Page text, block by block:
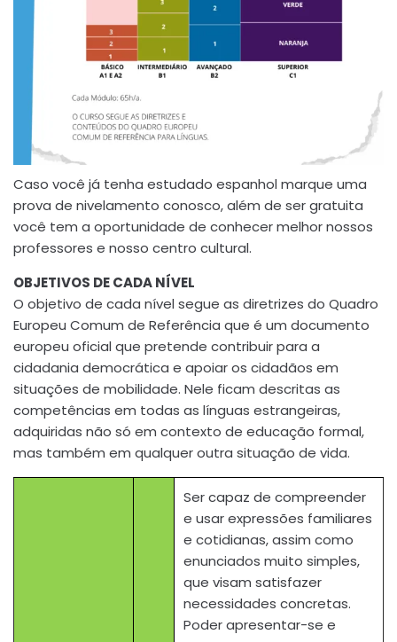
Caso você já tenha estudado espanhol marque uma
prova de nivelamento conosco, além de ser gratuita
você tem a oportunidade de conhecer melhor nossos
professores e nosso centro cultural.
OBJETIVOS DE CADA NÍVEL
O objetivo de cada nível segue as diretrizes do Quadro
Europeu Comum de Referência que é um documento
europeu oficial que pretende contribuir para a
cidadania democrática e apoiar os cidadãos em
situações de mobilidade. Nele ficam descritas as
competências em todas as línguas estrangeiras,
adquiridas não só em contexto de educação formal,
mas também em qualquer outra situação de vida.
Ser capaz de compreender
e usar expressões familiares
e cotidianas, assim como
enunciados muito simples,
que visam satisfazer
necessidades concretas.
Poder apresentar-se e